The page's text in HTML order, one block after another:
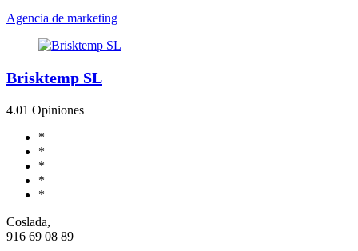
Agencia de marketing
Brisktemp SL
4.01 Opiniones
*
*
*
*
*
Coslada,
916 69 08 89